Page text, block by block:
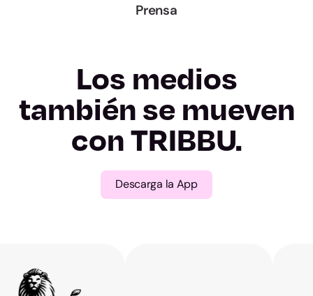
Lugo
Ourense
Pontevedra
Madrid
Murcia
Prensa
Los medios
también se mueven
con TRIBBU.
Descarga la App